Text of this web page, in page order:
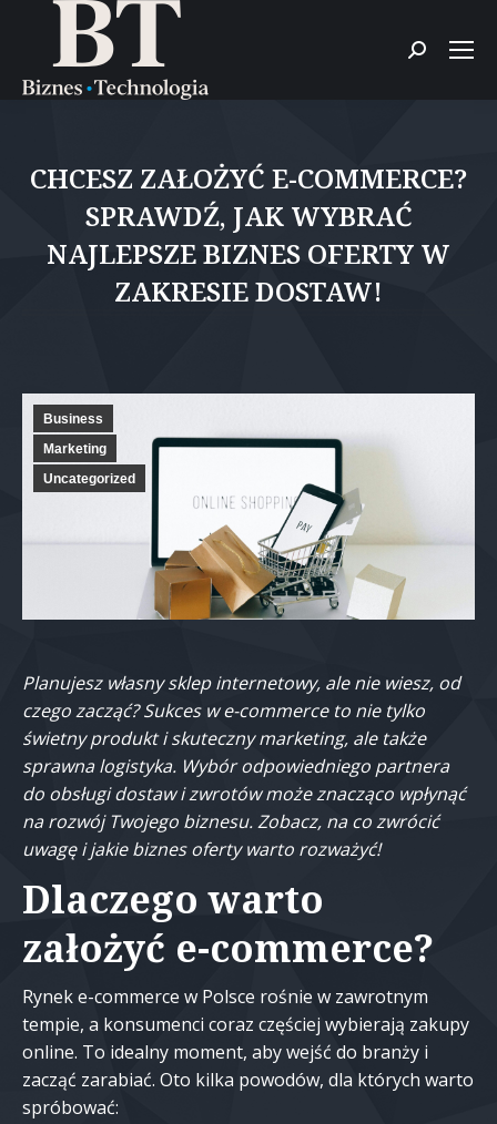
Szukaj:
CHCESZ ZAŁOŻYĆ E-COMMERCE?
SPRAWDŹ, JAK WYBRAĆ
NAJLEPSZE BIZNES OFERTY W
ZAKRESIE DOSTAW!
Business
Marketing
Uncategorized
Planujesz własny sklep internetowy, ale nie wiesz, od
czego zacząć? Sukces w e-commerce to nie tylko
świetny produkt i skuteczny marketing, ale także
sprawna logistyka. Wybór odpowiedniego partnera
do obsługi dostaw i zwrotów może znacząco wpłynąć
na rozwój Twojego biznesu. Zobacz, na co zwrócić
uwagę i jakie biznes oferty warto rozważyć!
Dlaczego warto
założyć e-commerce?
Rynek e-commerce w Polsce rośnie w zawrotnym
tempie, a konsumenci coraz częściej wybierają zakupy
online. To idealny moment, aby wejść do branży i
zacząć zarabiać. Oto kilka powodów, dla których warto
spróbować: